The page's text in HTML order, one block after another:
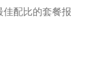
配比的套餐报